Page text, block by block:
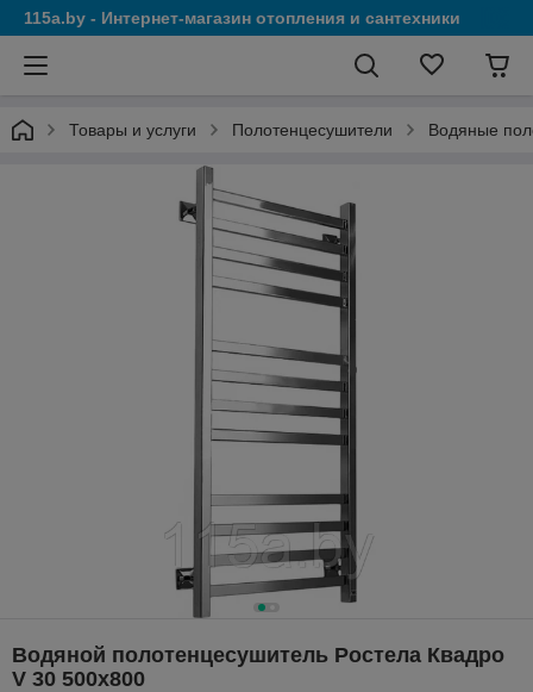
115a.by - Интернет-магазин отопления и сантехники
Товары и услуги Полотенцесушители Водяные
Водяной полотенцесушитель Ростела Квадро
V 30 500x800